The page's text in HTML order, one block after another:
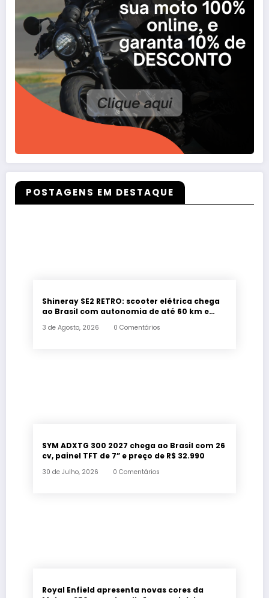
POSTAGENS EM DESTAQUE
Shineray SE2 RETRO: scooter elétrica chega
ao Brasil com autonomia de até 60 km e
3 de Agosto, 2026 0 Comentários
SYM ADXTG 300 2027 chega ao Brasil com 26
cv, painel TFT de 7” e preço de R$ 32.990
30 de Julho, 2026 0 Comentários
Royal Enfield apresenta novas cores da